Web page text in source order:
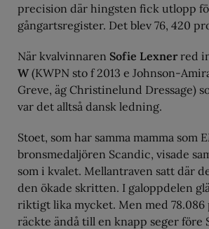
precision där hingsten fick utlopp
gångartsregister. Det blev 76, 420
När kvalvinnaren Sofie Lexner red
W (KWPN sto f 2013 e Johnson-
Greve, äg Christinelund Dressage)
var det alltså dansk ledning.
Stoet, som har samma mamma som
bronsmedaljören Scandic, visade
som i kvalet. Mellantraven satt där
den ökade skritten. I galoppdelen
riktigt lika mycket. Men med
räckte ändå till en knapp seger före